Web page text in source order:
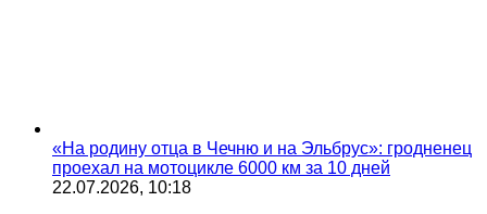
«На родину отца в Чечню и на Эльбрус»: гродненец
проехал на мотоцикле 6000 км за 10 дней
22.07.2026, 10:18